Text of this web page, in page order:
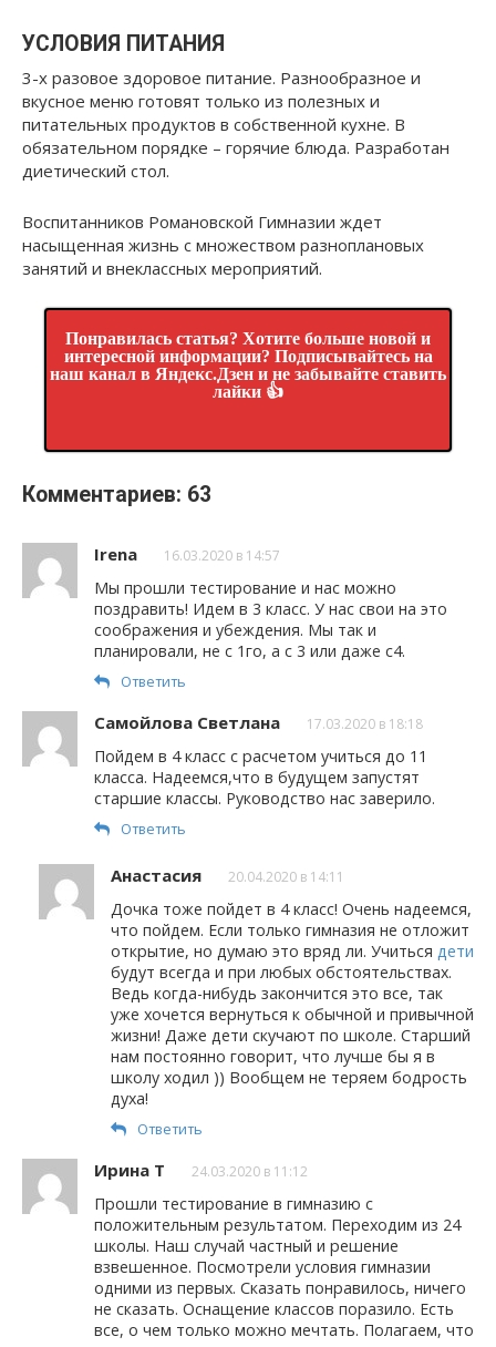
УСЛОВИЯ ПИТАНИЯ
3-х разовое здоровое питание. Разнообразное и
вкусное меню готовят только из полезных и
питательных продуктов в собственной кухне. В
обязательном порядке – горячие блюда. Разработан
диетический стол.
Воспитанников Романовской Гимназии ждет
насыщенная жизнь с множеством разноплановых
занятий и внеклассных мероприятий.
Понравилась статья? Хотите больше новой и
интересной информации? Подписывайтесь на
наш канал в Яндекс.Дзен и не забывайте ставить
лайки 👍
Комментариев: 63
Irena 16.03.2020 в 14:57
Мы прошли тестирование и нас можно
поздравить! Идем в 3 класс. У нас свои на это
соображения и убеждения. Мы так и
планировали, не с 1го, а с 3 или даже с4.
Ответить
Самойлова Светлана 17.03.2020 в 18:18
Пойдем в 4 класс с расчетом учиться до 11
класса. Надеемся,что в будущем запустят
старшие классы. Руководство нас заверило.
Ответить
Анастасия 20.04.2020 в 14:11
Дочка тоже пойдет в 4 класс! Очень надеемся,
что пойдем. Если только гимназия не отложит
открытие, но думаю это вряд ли. Учиться дети
будут всегда и при любых обстоятельствах.
Ведь когда-нибудь закончится это все, так
уже хочется вернуться к обычной и привычной
жизни! Даже дети скучают по школе. Старший
нам постоянно говорит, что лучше бы я в
школу ходил )) Вообщем не теряем бодрость
духа!
Ответить
Ирина Т 24.03.2020 в 11:12
Прошли тестирование в гимназию с
положительным результатом. Переходим из 24
школы. Наш случай частный и решение
взвешенное. Посмотрели условия гимназии
одними из первых. Сказать понравилось, ничего
не сказать. Оснащение классов поразило. Есть
все, о чем только можно мечтать. Полагаем, что